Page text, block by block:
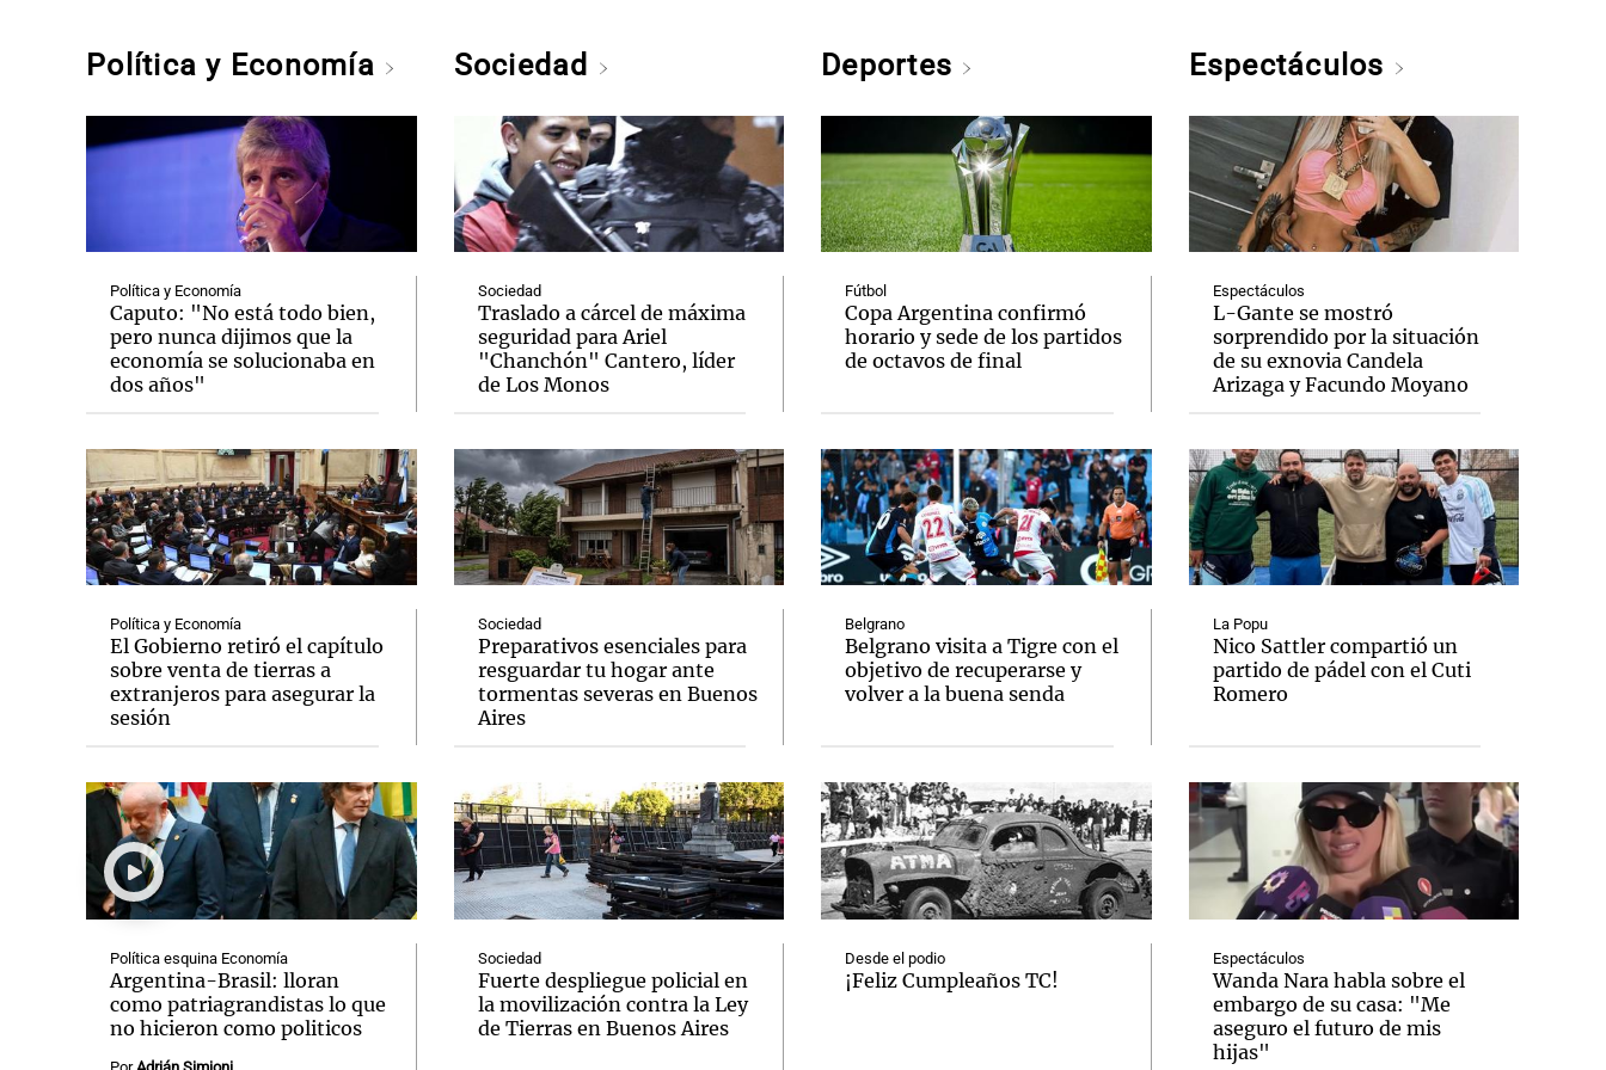
Política y Economía
Política y Economía
Caputo: "No está todo bien,
pero nunca dijimos que la
economía se solucionaba en
dos años"
Política y Economía
El Gobierno retiró el capítulo
sobre venta de tierras a
extranjeros para asegurar la
sesión
Política esquina Economía
Argentina-Brasil: lloran
como patriagrandistas lo que
no hicieron como politicos
Sociedad
Sociedad
Traslado a cárcel de máxima
seguridad para Ariel
"Chanchón" Cantero, líder
de Los Monos
Sociedad
Preparativos esenciales para
resguardar tu hogar ante
tormentas severas en Buenos
Aires
Sociedad
Fuerte despliegue policial en
la movilización contra la Ley
de Tierras en Buenos Aires
Deportes
Fútbol
Copa Argentina confirmó
horario y sede de los partidos
de octavos de final
Belgrano
Belgrano visita a Tigre con el
objetivo de recuperarse y
volver a la buena senda
Desde el podio
¡Feliz Cumpleaños TC!
Espectáculos
Espectáculos
L-Gante se mostró
sorprendido por la situación
de su exnovia Candela
Arizaga y Facundo Moyano
La Popu
Nico Sattler compartió un
partido de pádel con el Cuti
Romero
Espectáculos
Wanda Nara habla sobre el
embargo de su casa: "Me
aseguro el futuro de mis
hijas"
Notas Notas
El huracán de Arequito
Notas
Cadena 3 en Groenlandia